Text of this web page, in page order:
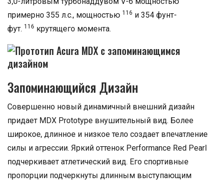
примерно 355 л.с., мощностью 116 и 354 фунт-
фут. 116 крутящего момента.
Запоминающийся Дизайн
Совершенно новый динамичный внешний дизайн
придает MDX Prototype внушительный вид. Более
широкое, длинное и низкое тело создает впечатление
силы и агрессии. Яркий оттенок Performance Red Pearl
подчеркивает атлетический вид. Его спортивные
пропорции подчеркнуты длинным выступающим